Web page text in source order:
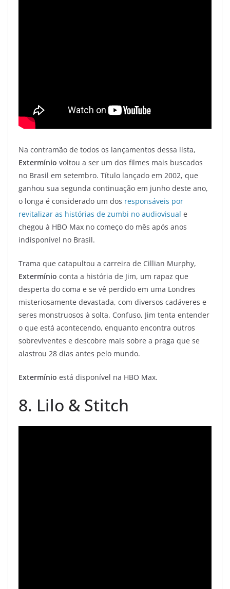
Na contramão de todos os lançamentos dessa lista,
Extermínio voltou a ser um dos filmes mais buscados
no Brasil em setembro. Título lançado em 2002, que
ganhou sua segunda continuação em junho deste ano,
o longa é considerado um dos responsáveis por
revitalizar as histórias de zumbi no audiovisual e
chegou à HBO Max no começo do mês após anos
indisponível no Brasil.
Trama que catapultou a carreira de Cillian Murphy,
Extermínio conta a história de Jim, um rapaz que
desperta do coma e se vê perdido em uma Londres
misteriosamente devastada, com diversos cadáveres e
seres monstruosos à solta. Confuso, Jim tenta entender
o que está acontecendo, enquanto encontra outros
sobreviventes e descobre mais sobre a praga que se
alastrou 28 dias antes pelo mundo.
Extermínio está disponível na HBO Max.
8. Lilo & Stitch